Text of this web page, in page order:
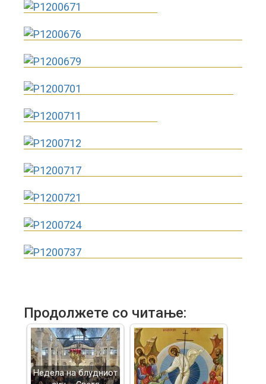
Продолжете со читање:
Недела на блудниот